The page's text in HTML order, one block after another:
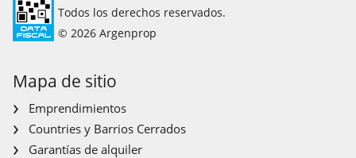
Todos los derechos reservados.
© 2026 Argenprop
Mapa de sitio
Emprendimientos
Countries y Barrios Cerrados
Garantías de alquiler